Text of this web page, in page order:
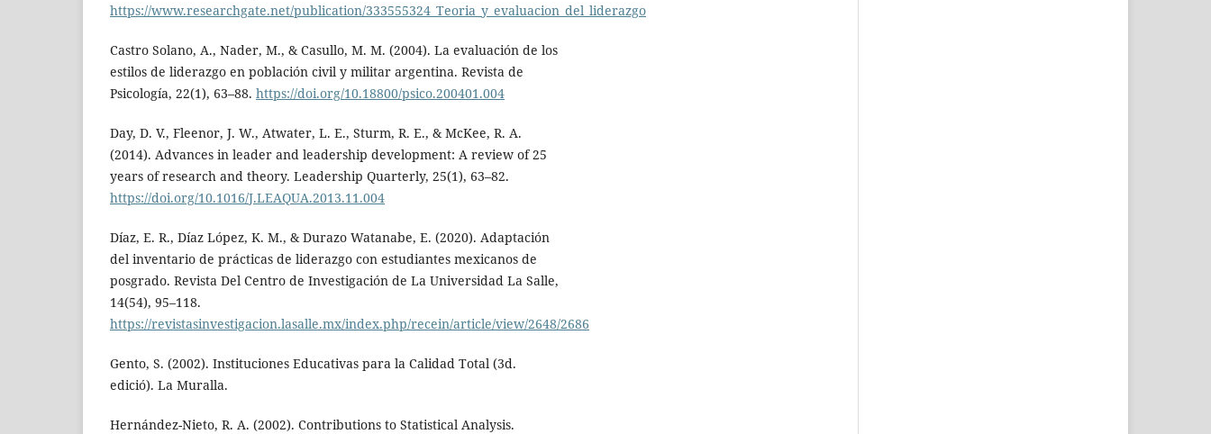
https://www.researchgate.net/publication/333555324_Teoria_y_evaluacion_del_liderazgo
Castro Solano, A., Nader, M., & Casullo, M. M. (2004). La evaluación de los
estilos de liderazgo en población civil y militar argentina. Revista de
Psicología, 22(1), 63–88. https://doi.org/10.18800/psico.200401.004
Day, D. V., Fleenor, J. W., Atwater, L. E., Sturm, R. E., & McKee, R. A.
(2014). Advances in leader and leadership development: A review of 25
years of research and theory. Leadership Quarterly, 25(1), 63–82.
https://doi.org/10.1016/J.LEAQUA.2013.11.004
Díaz, E. R., Díaz López, K. M., & Durazo Watanabe, E. (2020). Adaptación
del inventario de prácticas de liderazgo con estudiantes mexicanos de
posgrado. Revista Del Centro de Investigación de La Universidad La Salle,
14(54), 95–118.
https://revistasinvestigacion.lasalle.mx/index.php/recein/article/view/2648/2686
Gento, S. (2002). Instituciones Educativas para la Calidad Total (3d.
edició). La Muralla.
Hernández-Nieto, R. A. (2002). Contributions to Statistical Analysis.